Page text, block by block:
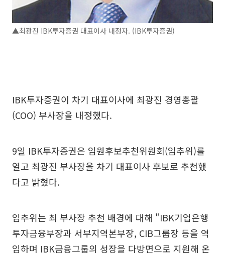
▲최광진 IBK투자증권 대표이사 내정자. (IBK투자증권)
IBK투자증권이 차기 대표이사에 최광진 경영총괄
(COO) 부사장을 내정했다.
9일 IBK투자증권은 임원후보추천위원회(임추위)를
열고 최광진 부사장을 차기 대표이사 후보로 추천했
다고 밝혔다.
임추위는 최 부사장 추천 배경에 대해 "IBK기업은행
투자금융부장과 서부지역본부장, CIB그룹장 등을 역
임하며 IBK금융그룹의 성장을 다방면으로 지원해 온